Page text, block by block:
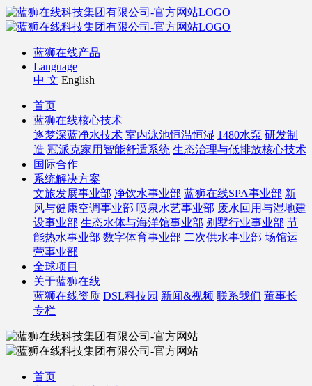
蓝狮在线产品
Language
中 文 English
首页
蓝狮在线核心技术
逐梦深蓝净水技术 室内泳池恒温恒湿 1480水泵 研发制
造 冠派克家用智能舒适系统 生态治理与低排放核心技术
国际合作
系统解决方案
文旅发展事业部 净饮水事业部 蓝狮在线SPA事业部 新
风与健康空调事业部 喷泉水艺事业部 废水回用与湿地建
设事业部 生态水体与海洋馆事业部 别墅行业事业部 节
能热水事业部 数字体育事业部 二次供水事业部 场馆运
营事业部
全球项目
关于蓝狮在线
蓝狮在线资质 DSL科技园 新闻&视频 联系我们 董事长
专栏
首页